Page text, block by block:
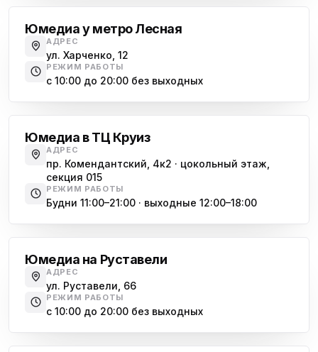
Юмедиа у метро Лесная
АДРЕС
ул. Харченко, 12
РЕЖИМ РАБОТЫ
с 10:00 до 20:00 без выходных
Юмедиа в ТЦ Круиз
АДРЕС
пр. Комендантский, 4к2 · цокольный этаж,
секция 015
РЕЖИМ РАБОТЫ
Будни 11:00–21:00 · выходные 12:00–18:00
Юмедиа на Руставели
АДРЕС
ул. Руставели, 66
РЕЖИМ РАБОТЫ
с 10:00 до 20:00 без выходных